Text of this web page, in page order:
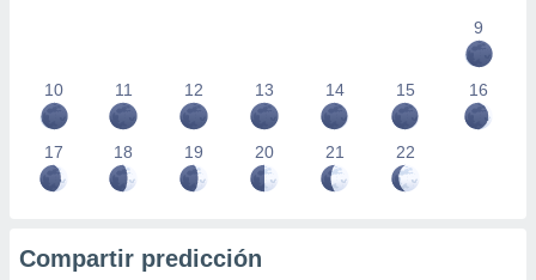
9
10 11 12 13 14 15 16
17 18 19 20 21 22
Compartir predicción